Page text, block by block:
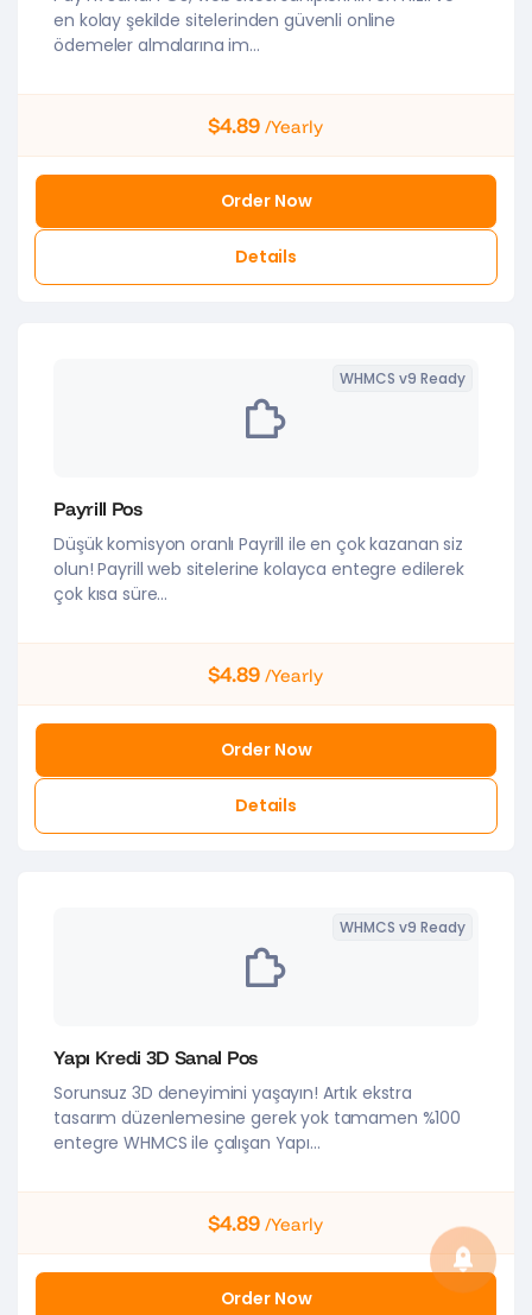
en kolay şekilde sitelerinden güvenli online
ödemeler almalarına im...
$4.89 /Yearly
Order Now
Details
WHMCS v9 Ready
Payrill Pos
Düşük komisyon oranlı Payrill ile en çok kazanan siz
olun! Payrill web sitelerine kolayca entegre edilerek
çok kısa süre...
$4.89 /Yearly
Order Now
Details
WHMCS v9 Ready
Yapı Kredi 3D Sanal Pos
Sorunsuz 3D deneyimini yaşayın! Artık ekstra
tasarım düzenlemesine gerek yok tamamen %100
entegre WHMCS ile çalışan Yapı...
$4.89 /Yearly
Order Now